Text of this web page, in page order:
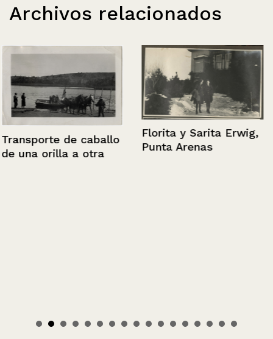
Archivos relacionados
Transporte de caballo
de una orilla a otra
Florita y Sarita Erwig,
Punta Arenas